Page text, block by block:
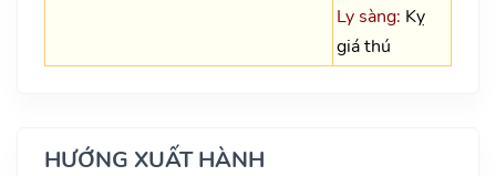
Ly sàng: Kỵ
giá thú
HƯỚNG XUẤT HÀNH